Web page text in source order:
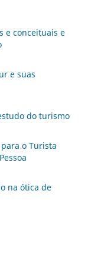
e conceituais e
e suas
do turismo
o Turista
na ótica de